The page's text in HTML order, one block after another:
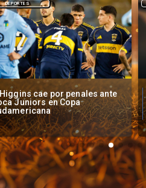
de apuestas online
acelerar regulación en
NACIONAL